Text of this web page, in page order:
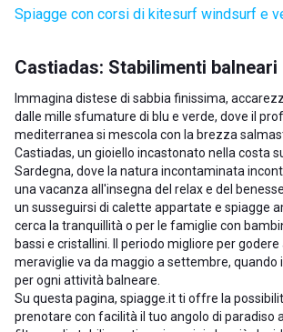
Spiagge con corsi di kitesurf windsurf e
Castiadas: Stabilimenti balneari
Immagina distese di sabbia finissima,
dalle mille sfumature di blu e verde, dove il
mediterranea si mescola con la brezza
Castiadas, un gioiello incastonato nella costa
Sardegna, dove la natura incontaminata
una vacanza all'insegna del relax e del
un susseguirsi di calette appartate e spiagge
cerca la tranquillità o per le famiglie con
bassi e cristallini. Il periodo migliore per
meraviglie va da maggio a settembre, quando
per ogni attività balneare.
Su questa pagina, spiagge.it ti offre la
prenotare con facilità il tuo angolo di paradiso